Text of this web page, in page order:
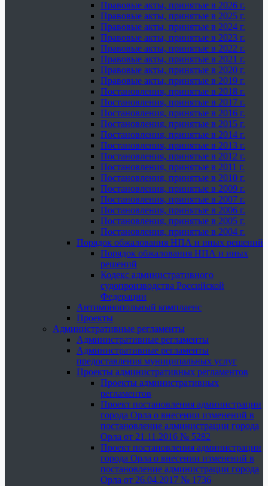
Правовые акты, принятые в 2026 г.
Правовые акты, принятые в 2025 г.
Правовые акты, принятые в 2024 г.
Правовые акты, принятые в 2023 г.
Правовые акты, принятые в 2022 г.
Правовые акты, принятые в 2021 г.
Правовые акты, принятые в 2020 г.
Правовые акты, принятые в 2019 г.
Постановления, принятые в 2018 г.
Постановления, принятые в 2017 г.
Постановления, принятые в 2016 г.
Постановления, принятые в 2015 г.
Постановления, принятые в 2014 г.
Постановления, принятые в 2013 г.
Постановления, принятые в 2012 г.
Постановления, принятые в 2011 г.
Постановления, принятые в 2010 г.
Постановления, принятые в 2009 г.
Постановления, принятые в 2007 г.
Постановления, принятые в 2006 г.
Постановления, принятые в 2005 г.
Постановления, принятые в 2004 г.
Порядок обжалования НПА и иных решений
Порядок обжалования НПА и иных
решений
Кодекс административного
судопроизводства Российской
Федерации
Антимонопольный комплаенс
Проекты
Административные регламенты
Административные регламенты
Административные регламенты
предоставления муниципальных услуг
Проекты административных регламентов
Проекты административных
регламентов
Проект постановления администрации
города Орла о внесении изменений в
постановление администрации города
Орла от 21.11.2016 № 5282
Проект постановления администрации
города Орла о внесении изменений в
постановление администрации города
Орла от 26.04.2017 № 1736